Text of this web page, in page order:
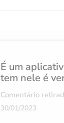
É um
tem nele é
Comentário
30/01/2023